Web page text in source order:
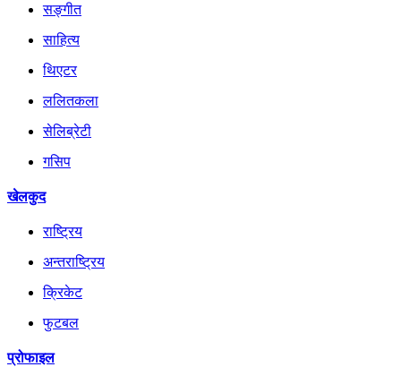
सङ्गीत
साहित्य
थिएटर
ललितकला
सेलिब्रेटी
गसिप
खेलकुद
राष्ट्रिय
अन्तराष्ट्रिय
क्रिकेट
फुटबल
प्रोफाइल